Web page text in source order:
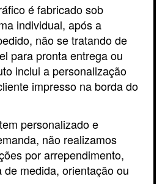
é fabricado sob
individual, após a
não se tratando de
para pronta entrega ou
inclui a personalização
impresso na borda do
personalizado e
não realizamos
por arrependimento,
medida, orientação ou